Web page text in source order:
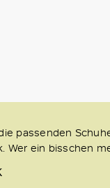
passenden
Wer ein bisschen